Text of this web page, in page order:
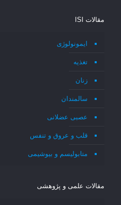
مقالات ISI
ایمونولوژی
تغذیه
زنان
سالمندان
عصبی عضلانی
قلب و عروق و تنفس
متابولیسم و بیوشیمی
مقالات علمی و پژوهشی